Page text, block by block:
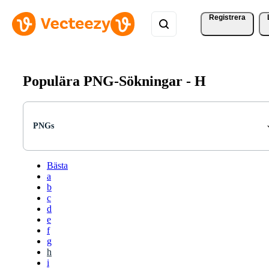
Registrera
Populära PNG-Sökningar - H
PNGs
Bästa
a
b
c
d
e
f
g
h
i